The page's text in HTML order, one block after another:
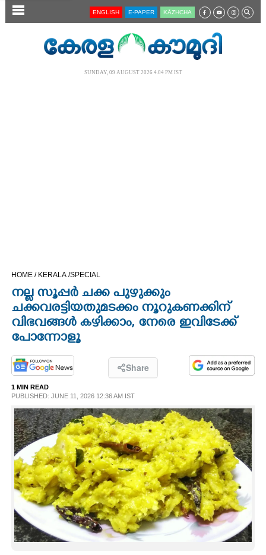
SECTIONS
CINEMA
OPINION
SPIRITUAL
INFO+
ART
ASTRO
ENGLISH E-PAPER KĀZHCHA
SUNDAY, 09 AUGUST 2026 4.04 PM IST
HOME / KERALA /SPECIAL
നല്ല സൂപ്പർ ചക്ക പുഴുക്കും
ചക്കവരട്ടിയതുമടക്കം നൂറുകണക്കിന്
വിഭവങ്ങൾ കഴിക്കാം, നേരെ ഇവിടേക്ക്
പോന്നോളൂ
Share
1 MIN READ
PUBLISHED: JUNE 11, 2026 12:36 AM IST